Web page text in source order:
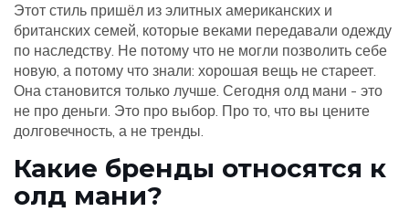
Этот стиль пришёл из элитных американских и
британских семей, которые веками передавали одежду
по наследству. Не потому что не могли позволить себе
новую, а потому что знали: хорошая вещь не стареет.
Она становится только лучше. Сегодня олд мани - это
не про деньги. Это про выбор. Про то, что вы цените
долговечность, а не тренды.
Какие бренды относятся к
олд мани?